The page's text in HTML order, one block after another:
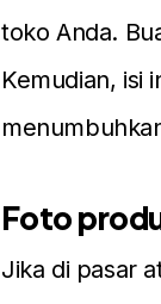
toko Anda.
Kemudian, isi
Foto
Jika di pasar